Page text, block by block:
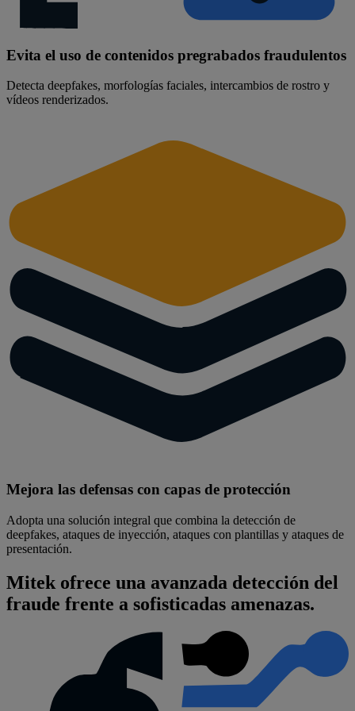
Evita el uso de contenidos pregrabados fraudulentos
Detecta deepfakes, morfologías faciales, intercambios de rostro y
vídeos renderizados.
Mejora las defensas con capas de protección
Adopta una solución integral que combina la detección de
deepfakes, ataques de inyección, ataques con plantillas y ataques de
presentación.
Mitek ofrece una avanzada detección del
fraude frente a sofisticadas amenazas.